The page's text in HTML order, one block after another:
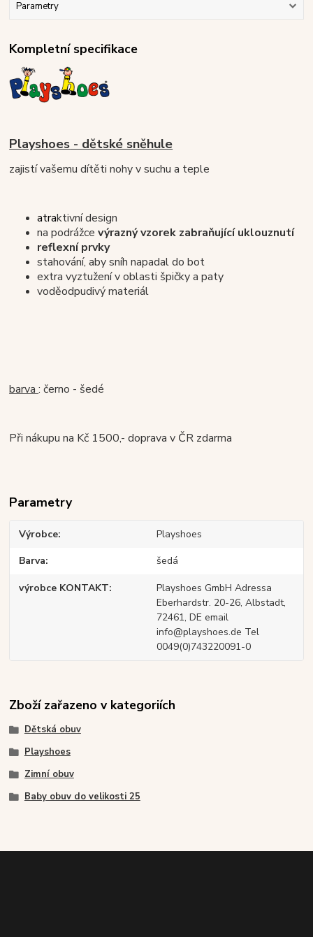
Parametry
Kompletní specifikace
Playshoes - dětské sněhule
zajistí vašemu dítěti nohy v suchu a teple
atraktivní design
na podrážcevýrazný vzorek zabraňující uklouznutí
reflexní prvky
stahování, aby sníh napadal do bot
extra vyztužení v oblasti špičky a paty
voděodpudivý materiál
barva: černo - šedé
Při nákupu na Kč 1500,- doprava v ČR zdarma
Parametry
Výrobce Playshoes
Barva šedá
výrobce KONTAKT
Playshoes GmbH Adressa
Eberhardstr. 20-26, Albstadt,
72461, DE email
info@playshoes.de Tel
0049(0)743220091-0
Zboží zařazeno v kategoriích
Dětská obuv
Playshoes
Zimní obuv
Baby obuv do velikosti 25